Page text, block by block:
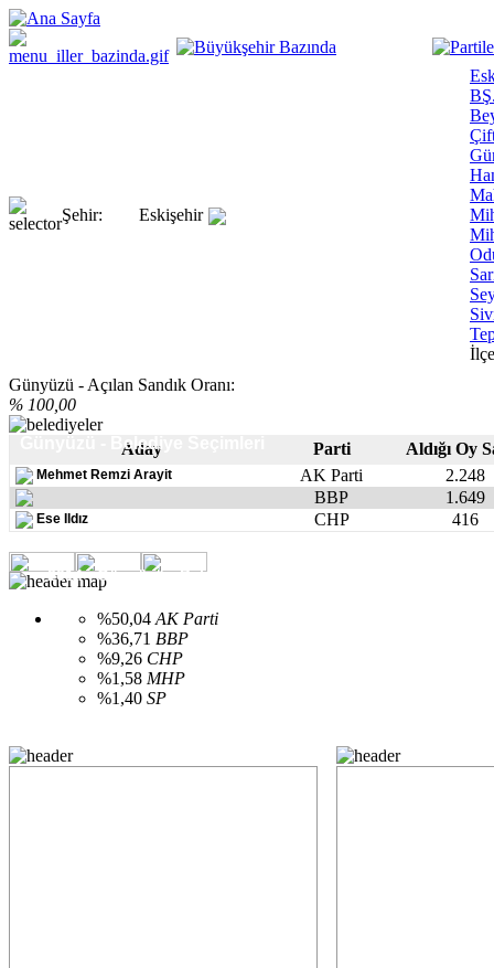
Şehir: Eskişehir
Günyüzü - Açılan Sandık Oranı:
% 100,00
Günyüzü - Belediye Seçimleri
Aday Parti Aldığı Oy
Mehmet Remzi Arayit AK Parti
2.248
BBP
1.649
Ese Ildız CHP 416
2014 - Günyüzü - Belediye seçimleri partilere göre oy
%50,04 AK Parti
%36,71 BBP
%9,26 CHP
%1,58 MHP
%1,40 SP
Belediye Seçimleri Açılan Sandık Durumu Belediye